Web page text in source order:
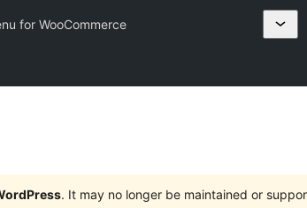
for WooCommerce
. It may no longer be maintained or